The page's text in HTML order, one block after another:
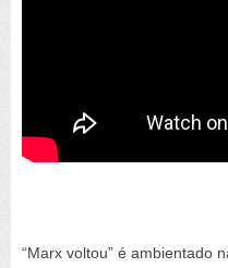
“Marx voltou” é ambientado